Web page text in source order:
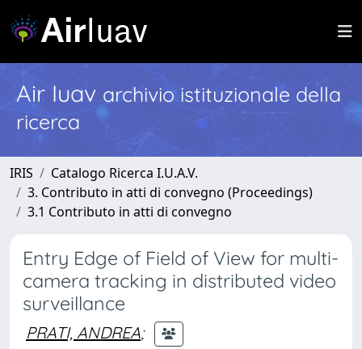
Air Iuav archivio istituzionale della
ricerca
IRIS
Catalogo Ricerca I.U.A.V.
3. Contributo in atti di convegno (Proceedings)
3.1 Contributo in atti di convegno
Entry Edge of Field of View for multi-
camera tracking in distributed video
surveillance
PRATI, ANDREA;